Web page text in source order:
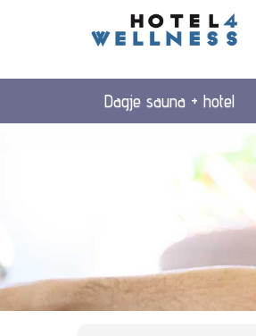
Dagje sauna + hotel